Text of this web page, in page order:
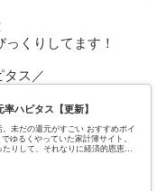
くりしてます！
タス／
率ハピタス【更新】
未だの還元がすごい おすすめポイ
ゆるくやっていた家計簿サイト。
りして、それなりに経済的恩恵も